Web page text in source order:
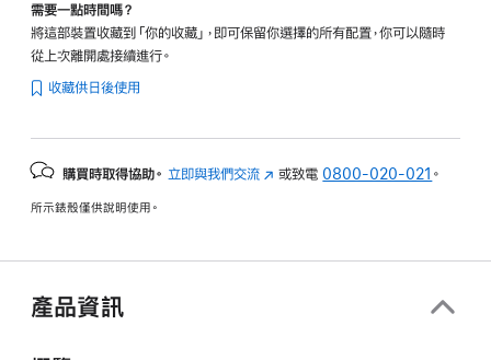
需要一點時間嗎？
將這部裝置收藏到「你的收藏」，即可保留你選擇的所有配置，你可以隨時
從上次離開處接續進行。
收藏供日後使用
購買時取得協助。 立即與我們交流 (以
開
或致電 0800-020-021 。
所示錶殼僅供說明使用。
產品資訊